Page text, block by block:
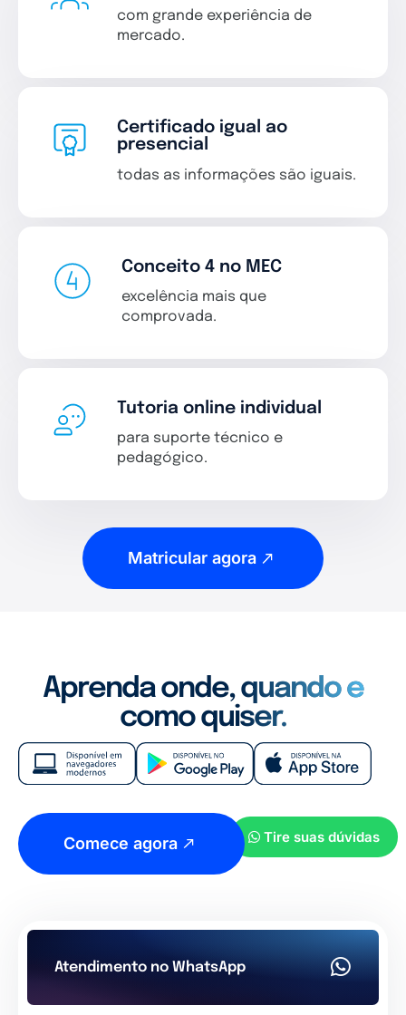
com grande experiência de
mercado.
Certificado igual ao
presencial
todas as informações são iguais.
Conceito 4 no MEC
excelência mais que
comprovada.
Tutoria online individual
para suporte técnico e
pedagógico.
Matricular agora
Aprenda onde, quando e
como quiser.
Comece agora Tire suas dúvidas
Atendimento no WhatsApp